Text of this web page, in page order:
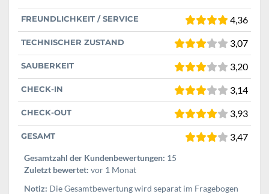
FREUNDLICHKEIT / SERVICE 4,36
TECHNISCHER ZUSTAND 3,07
SAUBERKEIT 3,20
CHECK-IN 3,14
CHECK-OUT 3,93
GESAMT 3,47
Gesamtzahl der Kundenbewertungen: 15
Zuletzt bewertet: vor 1 Monat
Notiz: Die Gesamtbewertung wird separat im Fragebogen